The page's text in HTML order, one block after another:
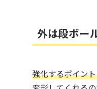
外は段ボー
強化するポイン